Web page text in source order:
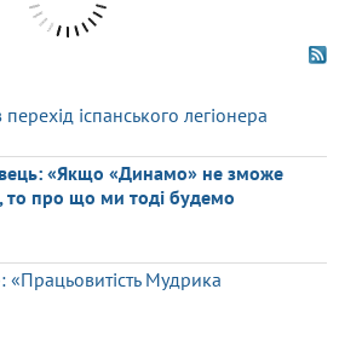
іспанського легіонера
«Якщо «Динамо» не зможе
то про що ми тоді будемо
«Працьовитість Мудрика